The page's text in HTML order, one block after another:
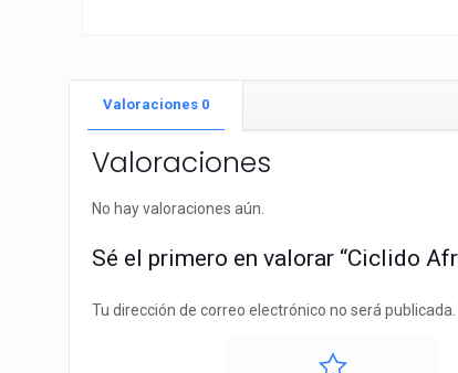
Valoraciones 0
Valoraciones
No hay valoraciones aún.
Sé el primero en valorar “Ciclido
Tu dirección de correo electrónico no será publicada.